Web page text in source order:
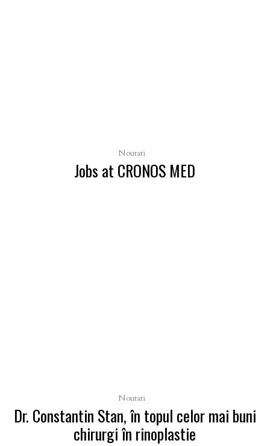
Noutati
Jobs at CRONOS MED
Noutati
Dr. Constantin Stan, în topul celor mai buni
chirurgi în rinoplastie